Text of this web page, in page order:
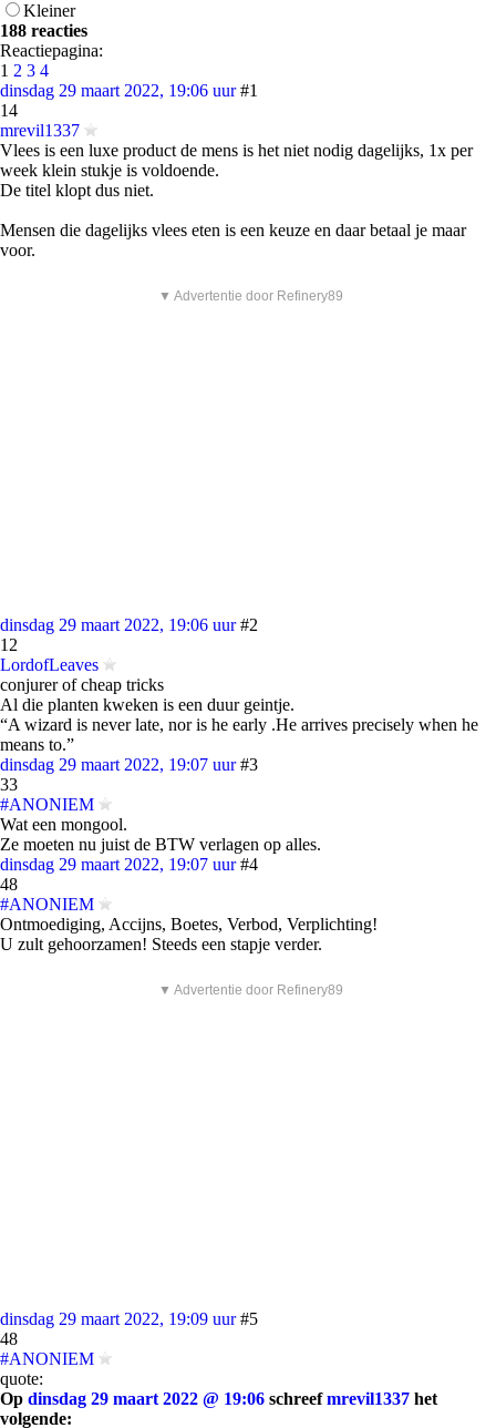
Kleiner
188 reacties
Reactiepagina:
1 2 3 4
dinsdag 29 maart 2022, 19:06 uur #1
14
mrevil1337
Vlees is een luxe product de mens is het niet nodig dagelijks, 1x per
week klein stukje is voldoende.
De titel klopt dus niet.
Mensen die dagelijks vlees eten is een keuze en daar betaal je maar
voor.
▼ Advertentie door Refinery89
dinsdag 29 maart 2022, 19:06 uur #2
12
LordofLeaves
conjurer of cheap tricks
Al die planten kweken is een duur geintje.
“A wizard is never late, nor is he early .He arrives precisely when he
means to.”
dinsdag 29 maart 2022, 19:07 uur #3
33
#ANONIEM
Wat een mongool.
Ze moeten nu juist de BTW verlagen op alles.
dinsdag 29 maart 2022, 19:07 uur #4
48
#ANONIEM
Ontmoediging, Accijns, Boetes, Verbod, Verplichting!
U zult gehoorzamen! Steeds een stapje verder.
▼ Advertentie door Refinery89
dinsdag 29 maart 2022, 19:09 uur #5
48
#ANONIEM
quote:
Op dinsdag 29 maart 2022 @ 19:06 schreefmrevil1337 het
volgende: